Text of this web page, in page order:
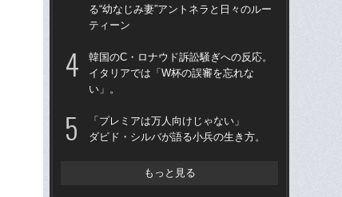
る“幼なじみ妻”アントネラと日々のルー
ティーン
韓国のC・ロナウド訴訟騒ぎへの反応。
イタリアでは「W杯の誤審を忘れな
い」。
「プレミアは万人向けじゃない」
ダビド・シルバが語る小兵の生き方。
もっと見る